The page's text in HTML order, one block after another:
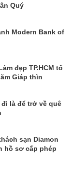
Quý
Modern Bank of
đẹp TP.HCM tổ
Giáp thìn
là để trở về quê
sạn Diamon
hồ sơ cấp phép